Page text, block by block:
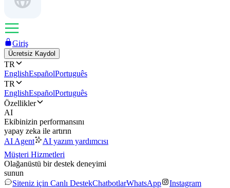
Giriş
Ücretsiz Kaydol
TR
EnglishEspañolPortuguês
TR
EnglishEspañolPortuguês
Özellikler
AI
Ekibinizin performansını
yapay zeka ile artırın
AI Agent
AI yazım yardımcısı
Müşteri Hizmetleri
Olağanüstü bir destek deneyimi
sunun
Siteniz için Canlı DestekChatbotlarWhatsApp
Instagram